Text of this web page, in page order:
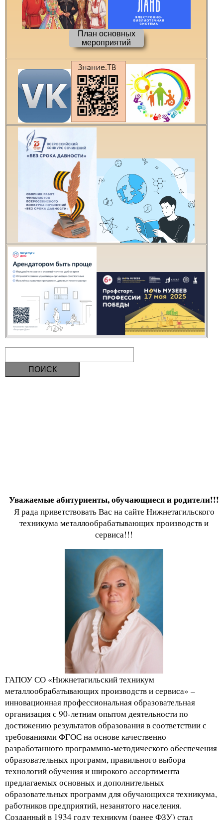
План основных
мероприятий
Уважаемые абитуриенты, обучающиеся и родители!!!
Я рада приветствовать Вас на сайте Нижнетагильского
техникума металлообрабатывающих производств и
сервиса!!!
ГАПОУ СО «Нижнетагильский техникум
металлообрабатывающих производств и сервиса» –
инновационная профессиональная образовательная
организация с 90-летним опытом деятельности по
достижению результатов образования в соответствии с
требованиями ФГОС на основе качественно
разработанного программно-методического обеспечения
образовательных программ, правильного выбора
технологий обучения и широкого ассортимента
предлагаемых основных и дополнительных
образовательных программ для обучающихся техникума,
работников предприятий, незанятого населения.
Созданный в 1934 году техникум (ранее ФЗУ) стал